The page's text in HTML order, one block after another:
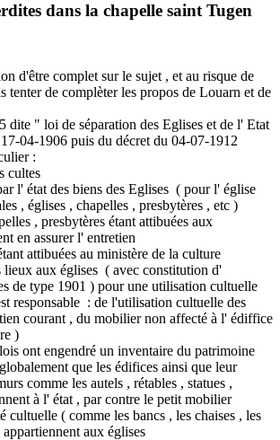
dans la chapelle saint Tugen
d'être complet sur le sujet , et au risque de
tenter de complèter les propos de Louarn et de
dite " loi de séparation des Eglises et de l' Etat
04-1906 puis du décret du 04-07-1912
:
cultes
l' état des biens des Eglises ( pour l' église
, églises , chapelles , presbytères , etc )
, presbytères étant attibuées aux
en assurer l' entretien
attibuées au ministère de la culture
lieux aux églises ( avec constitution d'
de type 1901 ) pour une utilisation cultuelle
responsable : de l'utilisation cultuelle des
courant , du mobilier non affecté à l' édiffice
)
ont engendré un inventaire du patrimoine
que les édifices ainsi que leur
comme les autels , rétables , statues ,
à l' état , par contre le petit mobilier
cultuelle ( comme les bancs , les chaises , les
aux églises